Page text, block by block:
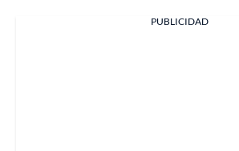
PUBLICIDAD